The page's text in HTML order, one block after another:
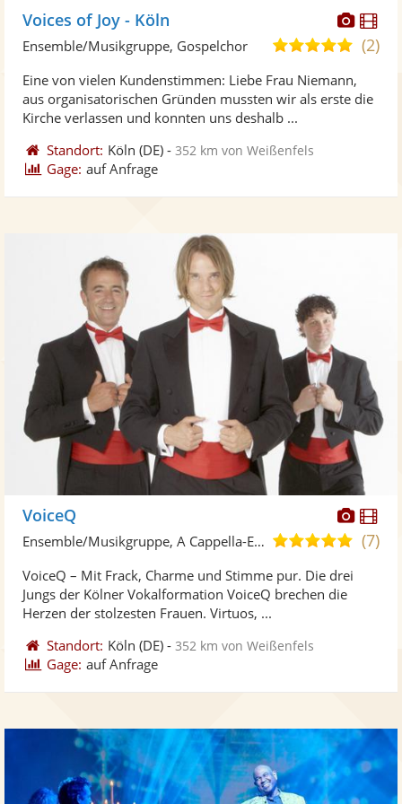
Fotos
Voices of Joy - Köln
5,0
5
(2)
Ensemble/Musikgruppe, Gospelchor
Eine von vielen Kundenstimmen: Liebe Frau Niemann,
aus organisatorischen Gründen mussten wir als erste die
Kirche verlassen und konnten uns deshalb ...
Standort: Köln (DE) -352 km von Weißenfels
Gage: auf Anfrage
VoiceQ
4,9
5
(7)
Ensemble/Musikgruppe, A Cappella-Ensemble
VoiceQ – Mit Frack, Charme und Stimme pur. Die drei
Jungs der Kölner Vokalformation VoiceQ brechen die
Herzen der stolzesten Frauen. Virtuos, ...
Standort: Köln (DE) -352 km von Weißenfels
Gage: auf Anfrage